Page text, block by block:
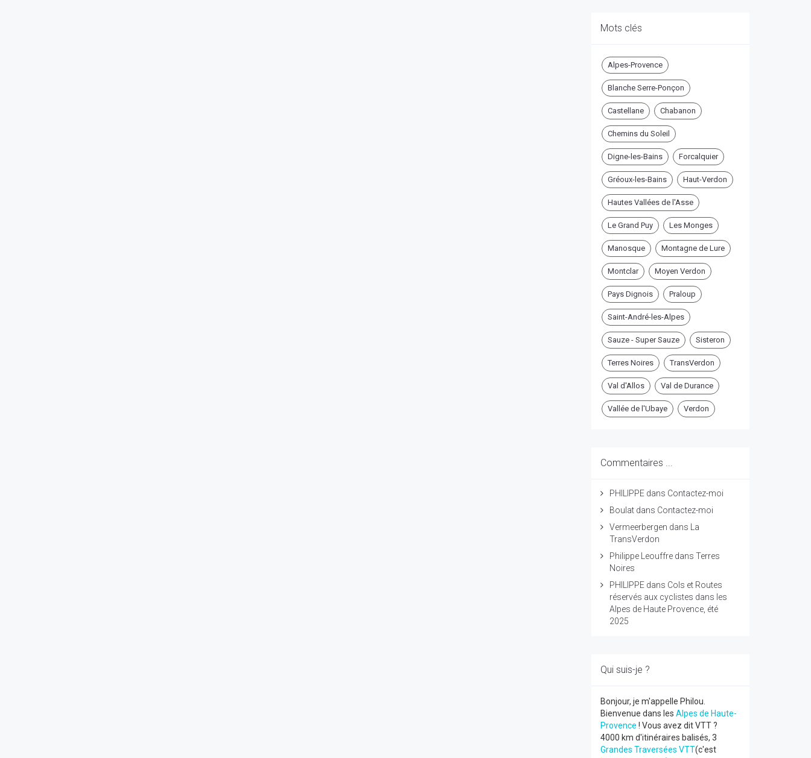
Mots clés
Alpes-Provence
Blanche Serre-Ponçon
Castellane Chabanon
Chemins du Soleil
Digne-les-Bains Forcalquier
Gréoux-les-Bains Haut-Verdon
Hautes Vallées de l'Asse
Le Grand Puy Les Monges
Manosque Montagne de Lure
Montclar Moyen Verdon
Pays Dignois Praloup
Saint-André-les-Alpes
Sauze - Super Sauze Sisteron
Terres Noires TransVerdon
Val d'Allos Val de Durance
Vallée de l'Ubaye Verdon
Commentaires ...
PHILIPPEdans Contactez-moi
Boulatdans Contactez-moi
Vermeerbergen dans
La
TransVerdon
Philippe Leouffredans Terres
Noires
PHILIPPEdans Cols et Routes
réservés aux cyclistes dans les
Alpes de Haute Provence, été
2025
Qui suis-je ?
Bonjour, je m'appelle Philou.
Bienvenue dans les Alpes de Haute-
Provence ! Vous avez dit VTT ?
4000 km d'itinéraires balisés, 3
Grandes Traversées VTT(c'est